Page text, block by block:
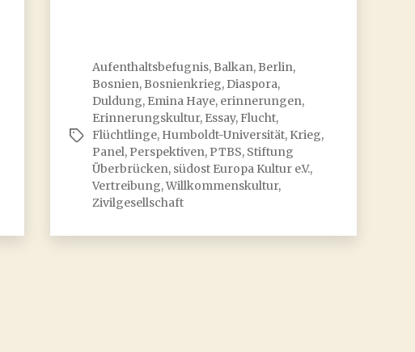
Schlagwörter
Aufenthaltsbefugnis, Balkan, Berlin,
Bosnien, Bosnienkrieg, Diaspora,
Duldung, Emina Haye, erinnerungen,
Erinnerungskultur, Essay, Flucht,
Flüchtlinge, Humboldt-Universität, Krieg,
Panel, Perspektiven, PTBS, Stiftung
Überbrücken, südost Europa Kultur e.V.,
Vertreibung,Willkommenskultur,
Zivilgesellschaft